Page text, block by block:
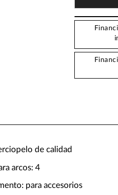
de calidad
arcos: 4
para accesorios